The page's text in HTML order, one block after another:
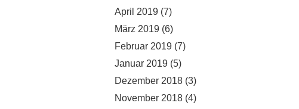
April 2019 (7)
März 2019 (6)
Februar 2019 (7)
Januar 2019 (5)
Dezember 2018 (3)
November 2018 (4)